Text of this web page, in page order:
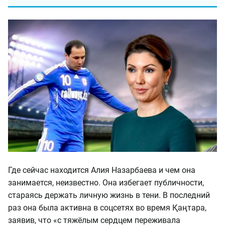
Где сейчас находится Алия Назарбаева и чем она
занимается, неизвестно. Она избегает публичности,
стараясь держать личную жизнь в тени. В последний
раз она была активна в соцсетях во время Қаңтара,
заявив, что «с тяжёлым сердцем переживала